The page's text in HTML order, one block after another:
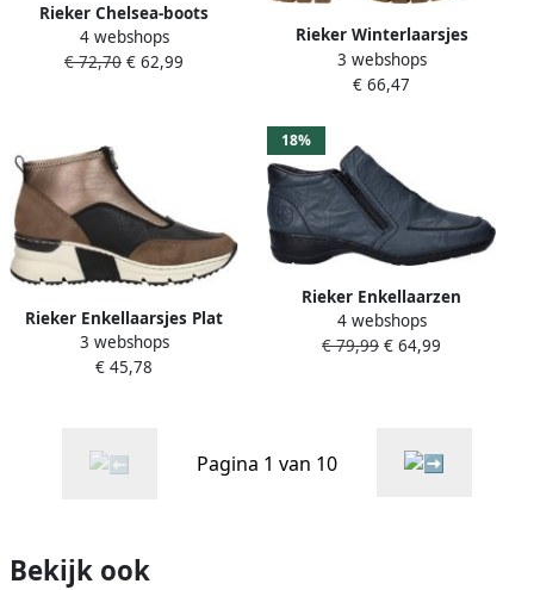
Rieker Chelsea-boots
enkellaars high top sneaker
sleehak boots met stretch
4 webshops
€ 72,70 € 62,99
Rieker Winterlaarsjes
Winterlaarzen veterlaarzen
met waterafstotend TEX-
3 webshops
€ 66,47
Rieker Enkellaarsjes Plat
Enkellaarsjes Plat Brons
3 webshops
€ 45,78
18%
Rieker Enkellaarzen
Enkellaarsjes Plat
4 webshops
€ 79,99 € 64,99
Pagina 1 van 10
Bekijk ook